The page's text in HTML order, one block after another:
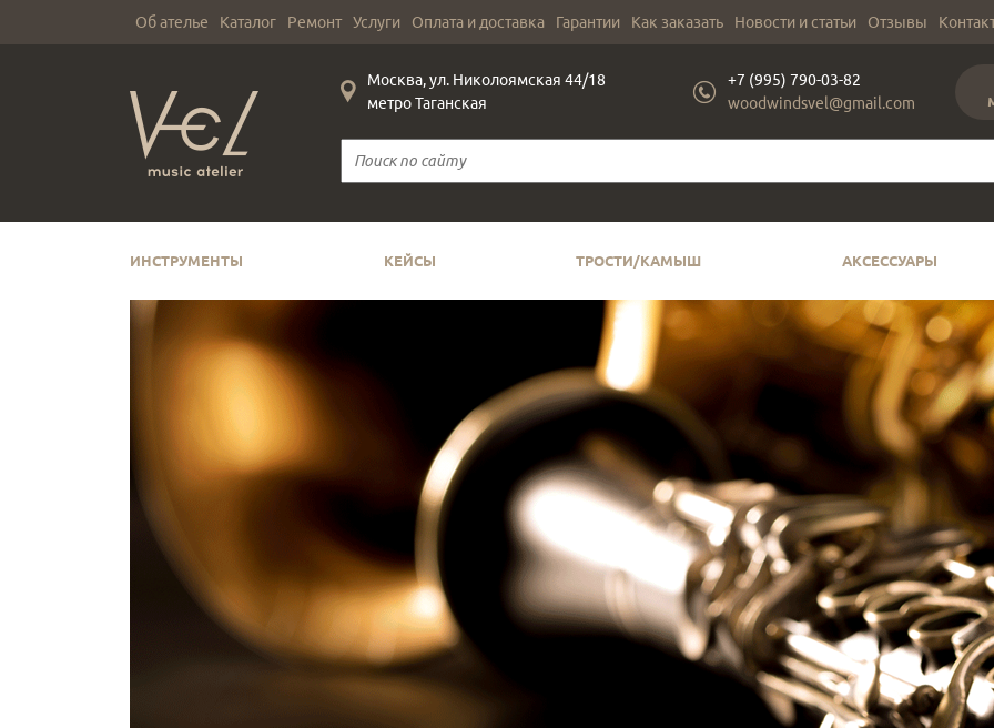
Об ателье Каталог Ремонт Услуги Оплата и доставка Гарантии Как заказать Новости и статьи Отзывы
Москва, ул. Николоямская 44/18
метро Таганская
+7 (995) 790-03-82
woodwindsvel@gmail.com
ИНСТРУМЕНТЫ КЕЙСЫ ТРОСТИ/КАМЫШ АКСЕССУАРЫ